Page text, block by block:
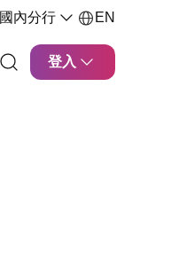
國內分行 EN
登入